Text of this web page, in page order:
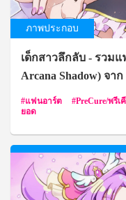
ภาพประกอบ
เด็กสาวลึกลับ - รวม
Arcana Shadow) จา
Precure!"
แฟนอาร์ต PreCure/พรีเ
ยอด